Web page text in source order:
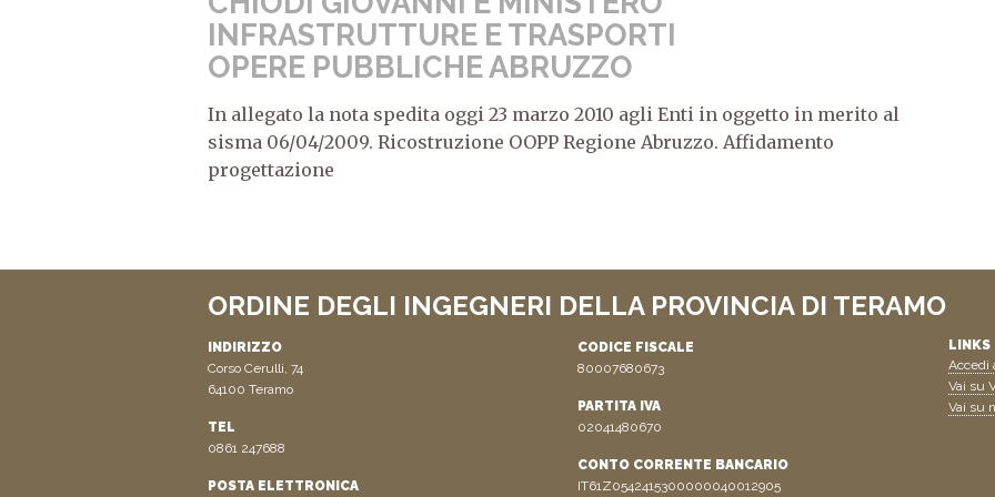
INFRASTRUTTURE E TRASPORTI
OPERE PUBBLICHE ABRUZZO
In allegato la nota spedita oggi 23 marzo 2010 agli Enti in oggetto in merito al
sisma 06/04/2009. Ricostruzione OOPP Regione Abruzzo. Affidamento
progettazione
ORDINE DEGLI INGEGNERI DELLA PROVINCIA DI TERAMO
INDIRIZZO
Corso Cerulli, 74
64100 Teramo
TEL
0861 247688
POSTA ELETTRONICA
CODICE FISCALE
80007680673
PARTITA IVA
02041480670
CONTO CORRENTE BANCARIO
IT61Z0542415300000040012905
LINKS
Accedi
Vai su
Vai su